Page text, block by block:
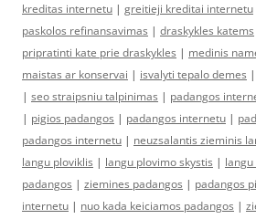
kreditas internetu | greitieji kreditai internetu
paskolos refinansavimas | draskykles katems
pripratinti kate prie draskykles | medinis
maistas ar konservai | isvalyti tepalo demes |
| seo straipsniu talpinimas | padangos
| pigios padangos | padangos internetu |
padangos internetu | neuzsalantis zieminis
langu ploviklis | langu plovimo skystis |
padangos | ziemines padangos | padangos
internetu | nuo kada keiciamos padangos |